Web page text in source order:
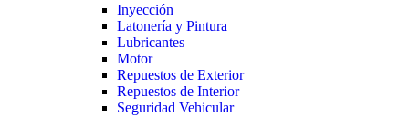
Inyección
Latonería y Pintura
Lubricantes
Motor
Repuestos de Exterior
Repuestos de Interior
Seguridad Vehicular